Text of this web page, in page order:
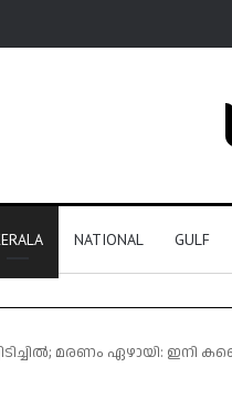
NATIONAL GULF
മരണം ഏഴായി: ഇനി